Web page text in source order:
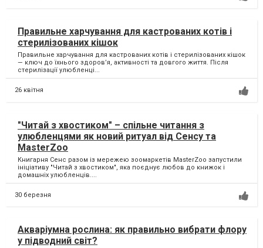
Правильне харчування для кастрованих котів і
стерилізованих кішок
Правильне харчування для кастрованих котів і стерилізованих кішок
— ключ до їхнього здоров’я, активності та довгого життя. Після
стерилізації улюбленці...
26 квітня
"Читай з хвостиком" – спільне читання з
улюбленцями як новий ритуал від Сенсу та
MasterZoo
Книгарня Сенс разом із мережею зоомаркетів MasterZoo запустили
ініціативу "Читай з хвостиком", яка поєднує любов до книжок і
домашніх улюбленців....
30 березня
Акваріумна рослина: як правильно вибрати флору
у підводний світ?